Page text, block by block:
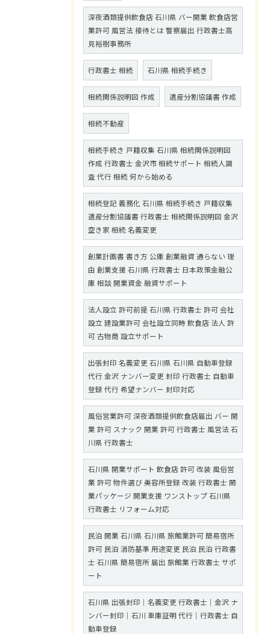
深夜酒類提供飲食店 石川県 バー開業 飲食店営
業許可 風営法 接待とは 警察届出 行政書士高
見裕樹事務所
行政書士 相続 石川県 相続手続き
相続関係説明図 作成 遺産分割協議書 作成
相続不動産
相続手続き 戸籍収集 石川県 相続関係説明図
作成 行政書士 金沢市 相続サポート 相続人調
査 代行 相続 何から始める
相続登記 義務化 石川県 相続手続き 戸籍収集
遺産分割協議書 行政書士 相続関係説明図 金沢
空き家 相続 名義変更
創業計画書 書き方 公庫 創業融資 通らない 理
由 創業支援 石川県 行政書士 日本政策金融公
庫 相談 開業資金 融資サポート
法人設立 許可前提 石川県 行政書士 許可 会社
設立 建設業許可 会社設立同時 飲食店 法人 許
可 古物商 設立サポート
出張封印 名義変更 石川県 石川県 自動車登録
代行 金沢 ナンバー変更 封印 行政書士 自動車
登録 代行 希望ナンバー 封印対応
風俗営業許可 深夜酒類提供飲食店届出 バー 開
業 許可 スナック 開業 許可 行政書士 風営法 石
川県 行政書士
石川県 開業サポート 飲食店 許可 改装 風俗営
業 許可 物件選び 美容所登録 改装 行政書士 開
業パッケージ 開業支援 ワンストップ 石川県
行政書士 リフォーム対応
民泊 開業 石川県 石川県 旅館業許可 簡易宿所
許可 民泊 消防基準 用途変更 民泊 民泊 行政書
士 石川県 簡易宿所 届出 旅館業 行政書士 サポ
ート
石川県 出張封印｜名義変更 行政書士｜金沢 ナ
ンバー封印｜石川 車庫証明 代行｜行政書士 自
動車登録